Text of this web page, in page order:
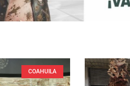
COAHUILA